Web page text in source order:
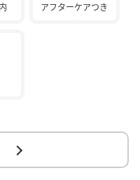
アフターケアつき